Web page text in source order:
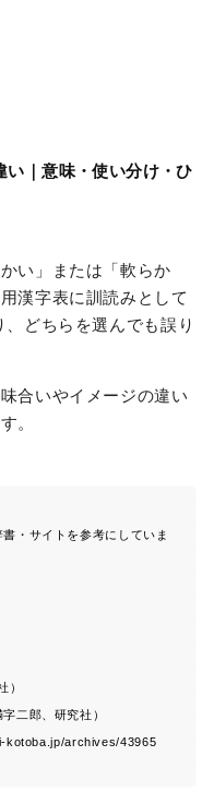
い｜意味・使い分け・ひ
い」または「軟らか
漢字表に訓読みとして
、どちらを選んでも誤り
合いやイメージの違い
。
・サイトを参考にしていま
）
二郎、研究社）
kotoba.jp/archives/43965